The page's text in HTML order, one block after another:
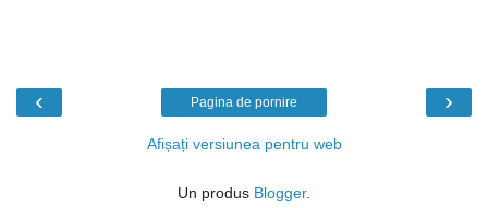
‹ ›
Pagina de pornire
Afișați versiunea pentru web
Un produs Blogger.